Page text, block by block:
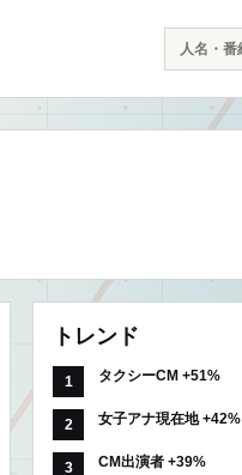
索
トレンド
タクシーCM +51%
女子アナ現在地 +42%
CM出演者 +39%